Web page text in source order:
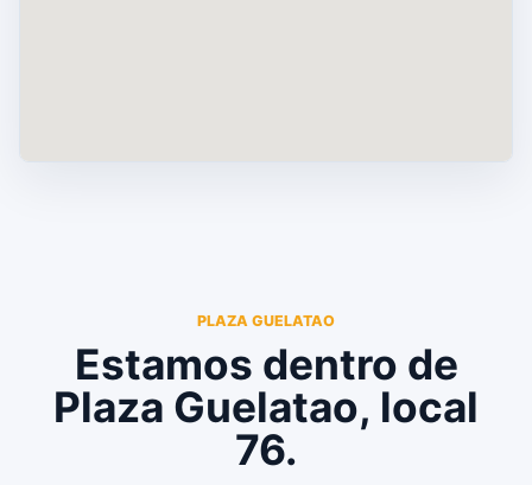
PLAZA GUELATAO
Estamos dentro de
Plaza Guelatao, local
76.